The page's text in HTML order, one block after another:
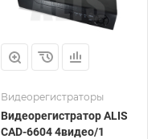
Видеорегистраторы
Видеорегистратор ALIS
CAD-6604 4видео/1